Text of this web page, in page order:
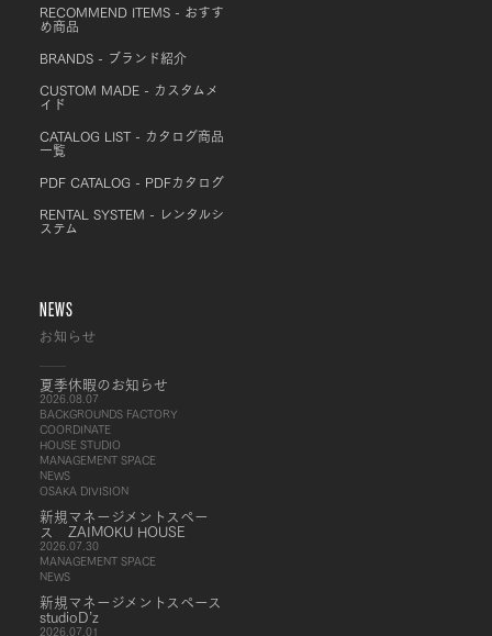
RECOMMEND ITEMS - おすす
め商品
BRANDS - ブランド紹介
CUSTOM MADE - カスタムメ
イド
CATALOG LIST - カタログ商品
一覧
PDF CATALOG - PDFカタログ
RENTAL SYSTEM - レンタルシ
ステム
NEWS
お知らせ
夏季休暇のお知らせ
2026.08.07
BACKGROUNDS FACTORY
COORDINATE
HOUSE STUDIO
MANAGEMENT SPACE
NEWS
OSAKA DIVISION
新規マネージメントスペー
ス ZAIMOKU HOUSE
2026.07.30
MANAGEMENT SPACE
NEWS
新規マネージメントスペース
studioD’z
2026.07.01